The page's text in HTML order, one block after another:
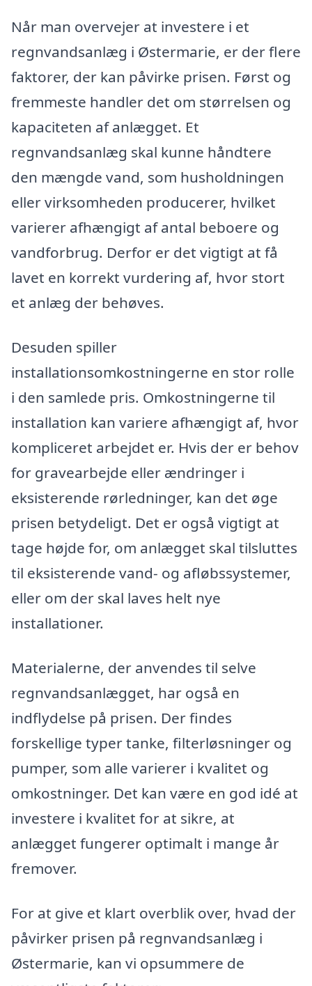
Når man overvejer at investere i et
regnvandsanlæg i Østermarie, er der flere
faktorer, der kan påvirke prisen. Først og
fremmeste handler det om størrelsen og
kapaciteten af anlægget. Et
regnvandsanlæg skal kunne håndtere
den mængde vand, som husholdningen
eller virksomheden producerer, hvilket
varierer afhængigt af antal beboere og
vandforbrug. Derfor er det vigtigt at få
lavet en korrekt vurdering af, hvor stort
et anlæg der behøves.
Desuden spiller
installationsomkostningerne en stor rolle
i den samlede pris. Omkostningerne til
installation kan variere afhængigt af, hvor
kompliceret arbejdet er. Hvis der er behov
for gravearbejde eller ændringer i
eksisterende rørledninger, kan det øge
prisen betydeligt. Det er også vigtigt at
tage højde for, om anlægget skal tilsluttes
til eksisterende vand- og afløbssystemer,
eller om der skal laves helt nye
installationer.
Materialerne, der anvendes til selve
regnvandsanlægget, har også en
indflydelse på prisen. Der findes
forskellige typer tanke, filterløsninger og
pumper, som alle varierer i kvalitet og
omkostninger. Det kan være en god idé at
investere i kvalitet for at sikre, at
anlægget fungerer optimalt i mange år
fremover.
For at give et klart overblik over, hvad der
påvirker prisen på regnvandsanlæg i
Østermarie, kan vi opsummere de